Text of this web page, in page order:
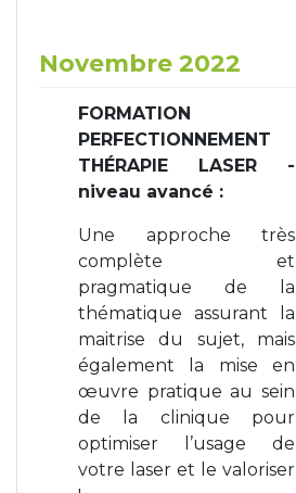
Novembre 2022
FORMATION
PERFECTIONNEMENT
THÉRAPIE LASER -
niveau avancé :
Une approche très
complète et
pragmatique de la
thématique assurant la
maitrise du sujet, mais
également la mise en
œuvre pratique au sein
de la clinique pour
optimiser l’usage de
votre laser et le valoriser